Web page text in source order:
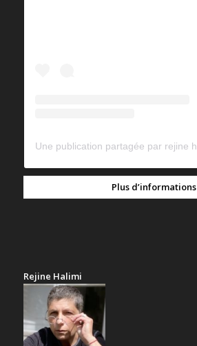
Plus d’informations
Rejine Halimi